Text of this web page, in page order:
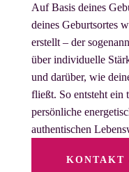
Auf Basis deines
deines Geburtsortes
erstellt – der
über individuelle
und darüber, wie
fließt. So entsteht ein
persönliche
authentischen
KONTAKT